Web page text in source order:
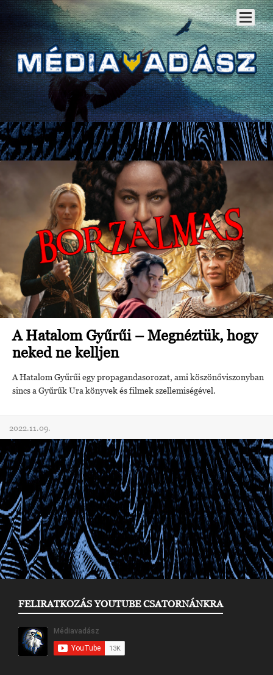
A Hatalom Gyűrűi – Megnéztük, hogy
neked ne kelljen
A Hatalom Gyűrűi egy propagandasorozat, ami köszönőviszonyban
sincs a Gyűrűk Ura könyvek és filmek szellemiségével.
2022.11.09.
FELIRATKOZÁS YOUTUBE CSATORNÁNKRA